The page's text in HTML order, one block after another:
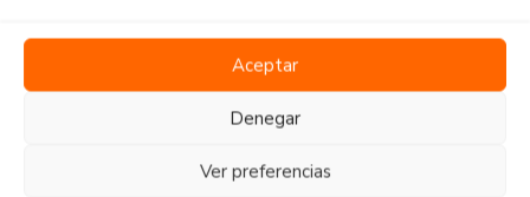
Aceptar
Denegar
Ver preferencias